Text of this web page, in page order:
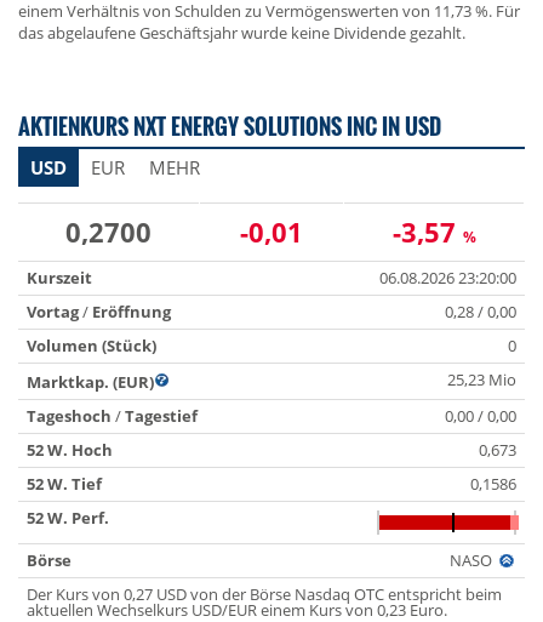
einem Verhältnis von Schulden zu Vermögenswerten von 11,73 %. Für
das abgelaufene Geschäftsjahr wurde keine Dividende gezahlt.
AKTIENKURS NXT ENERGY SOLUTIONS INC IN USD
USD EUR MEHR
0,2700 -0,01 -3,57 %
Kurszeit
06.08.2026 23:20:00
Vortag/ Eröffnung
0,28 / 0,00
Volumen (Stück)
0
Marktkap. (EUR)
25,23 Mio
Tageshoch /Tagestief
0,00 / 0,00
52 W. Hoch
0,673
52 W. Tief
0,1586
52 W. Perf.
Börse
NASO
Der Kurs von 0,27 USD von der Börse Nasdaq OTC entspricht beim
aktuellen Wechselkurs USD/EUR einem Kurs von 0,23 Euro.